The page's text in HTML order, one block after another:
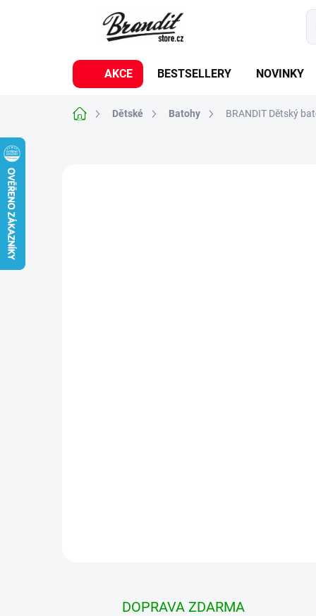
AKCE BESTSELLERY NOVINKY
Domů Dětské Batohy BRANDIT Dětský
DOPRAVA ZDARMA